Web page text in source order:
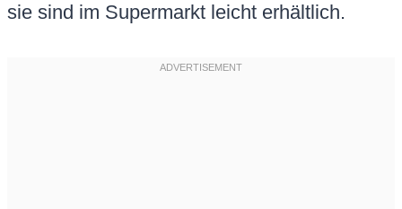
sie sind im Supermarkt leicht erhältlich.